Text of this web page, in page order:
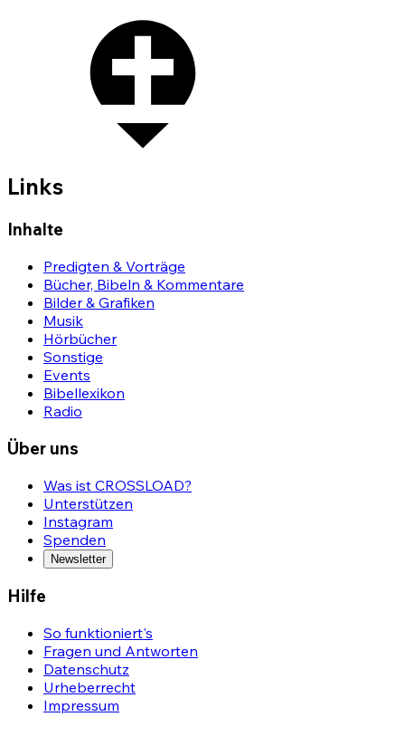
Links
Inhalte
Predigten & Vorträge
Bücher, Bibeln & Kommentare
Bilder & Grafiken
Musik
Hörbücher
Sonstige
Events
Bibellexikon
Radio
Über uns
Was ist CROSSLOAD?
Unterstützen
Instagram
Spenden
Newsletter
Hilfe
So funktioniert's
Fragen und Antworten
Datenschutz
Urheberrecht
Impressum